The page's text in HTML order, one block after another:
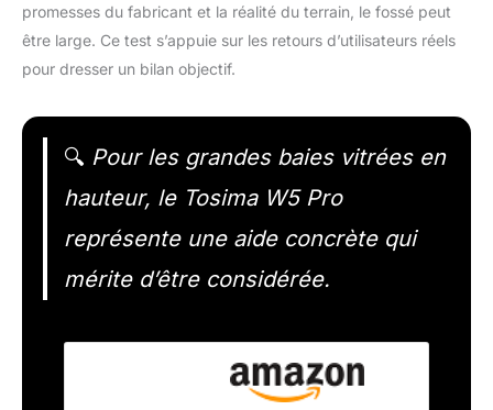
promesses du fabricant et la réalité du terrain, le fossé peut
être large. Ce test s’appuie sur les retours d’utilisateurs réels
pour dresser un bilan objectif.
🔍 Pour les grandes baies vitrées en
hauteur, le Tosima W5 Pro
représente une aide concrète qui
mérite d’être considérée.